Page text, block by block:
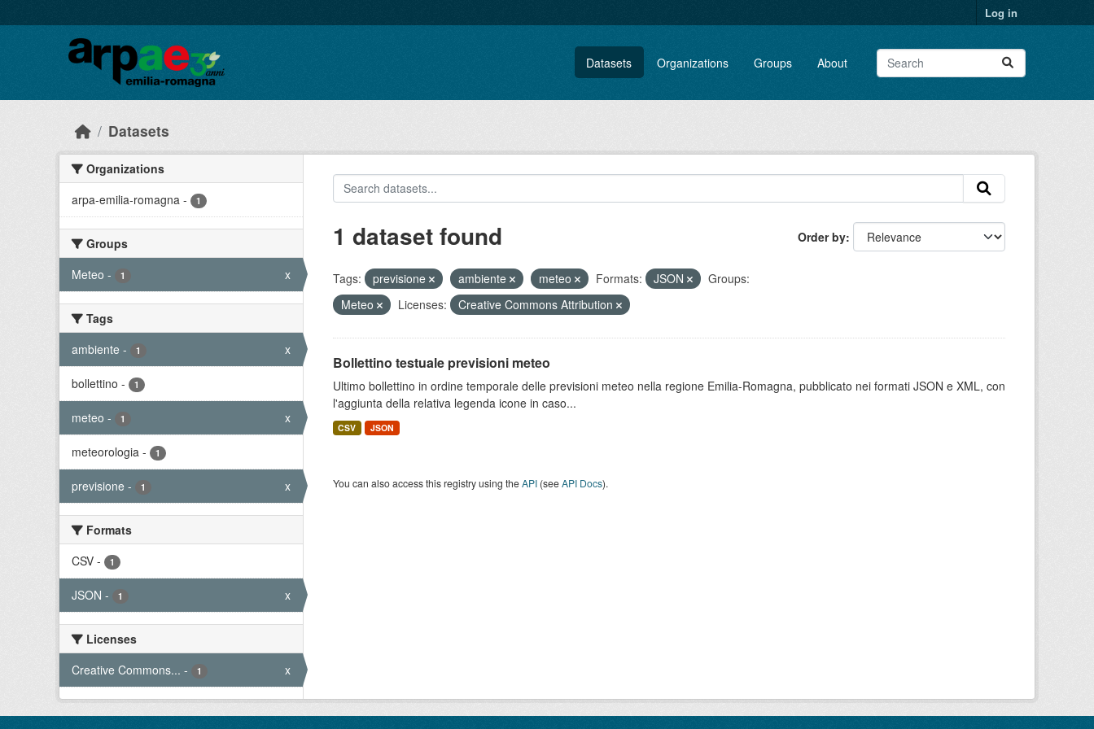
Log in
Datasets Organizations Groups About
Datasets
Organizations
arpa-emilia-romagna - 1
Groups
Meteo - 1 x
Tags
ambiente - 1 x
bollettino - 1
meteo - 1 x
meteorologia - 1
previsione - 1 x
Formats
CSV - 1
JSON - 1 x
Licenses
Creative Commons... - 1 x
Order by
1 dataset found
Tags: previsione ambiente meteo Formats: JSON
Groups:
Meteo
Licenses: Creative Commons Attribution
Bollettino testuale previsioni meteo
Ultimo bollettino in ordine temporale delle previsioni meteo nella regione Emilia-Romagna, pubblicato nei formati JSON e XML, con
l'aggiunta della relativa legenda icone in caso...
CSV JSON
You can also access this registry using theAPI(seeAPI Docs).